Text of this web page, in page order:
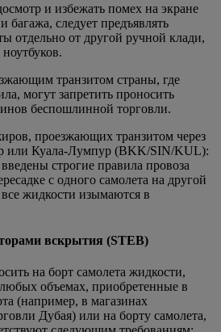
и избежать помех на экране
багажа, следует предъявлять
отдельно от другой ручной клади,
транзитом страны, где
могут запретить проносить
беспошлинной торговли.
проезжающих транзитом через
или Куала-Лумпур (BKK/SIN/KUL):
строгие правила провоза
с одного самолета на другой
жидкости изымаются в
вскрытия (STEB)
на борт самолета жидкости,
объемах, приобретенные в
(например, в магазинах
Дубая) или на борту самолета,